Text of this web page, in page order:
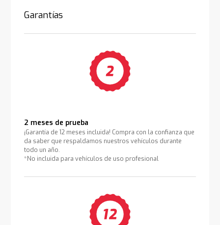
Garantías
2 meses de prueba
¡Garantía de 12 meses incluida! Compra con la confianza que
da saber que respaldamos nuestros vehículos durante
todo un año.
*No incluida para vehículos de uso profesional